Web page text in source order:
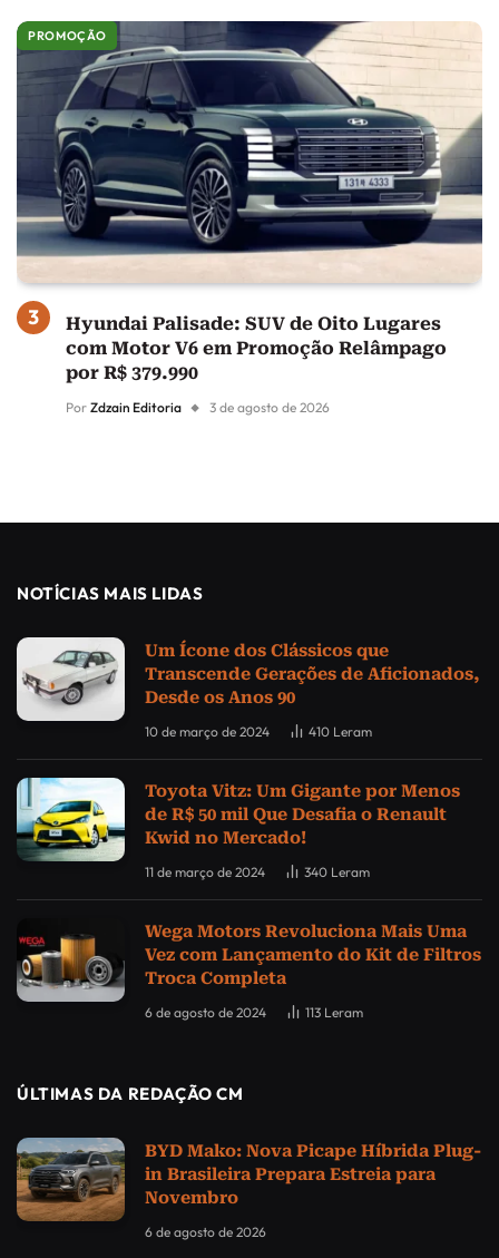
PROMOÇÃO
Hyundai Palisade: SUV de Oito Lugares
com Motor V6 em Promoção Relâmpago
por R$ 379.990
Por Zdzain Editoria 3 de agosto de 2026
NOTÍCIAS MAIS LIDAS
Um Ícone dos Clássicos que
Transcende Gerações de Aficionados,
Desde os Anos 90
10 de março de 2024 410 Leram
Toyota Vitz: Um Gigante por Menos
de R$ 50 mil Que Desafia o Renault
Kwid no Mercado!
11 de março de 2024 340 Leram
Wega Motors Revoluciona Mais Uma
Vez com Lançamento do Kit de Filtros
Troca Completa
6 de agosto de 2024 113 Leram
ÚLTIMAS DA REDAÇÃO CM
BYD Mako: Nova Picape Híbrida Plug-
in Brasileira Prepara Estreia para
Novembro
6 de agosto de 2026